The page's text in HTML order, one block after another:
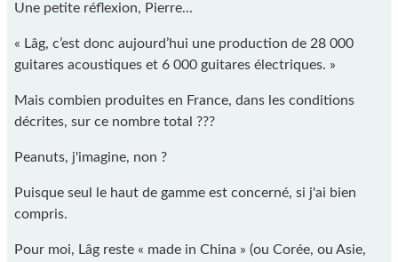
Une petite réflexion, Pierre...
« Lâg, c’est donc aujourd’hui une production de 28 000
guitares acoustiques et 6 000 guitares électriques. »
Mais combien produites en France, dans les conditions
décrites, sur ce nombre total ???
Peanuts, j'imagine, non ?
Puisque seul le haut de gamme est concerné, si j'ai bien
compris.
Pour moi, Lâg reste « made in China » (ou Corée, ou Asie,